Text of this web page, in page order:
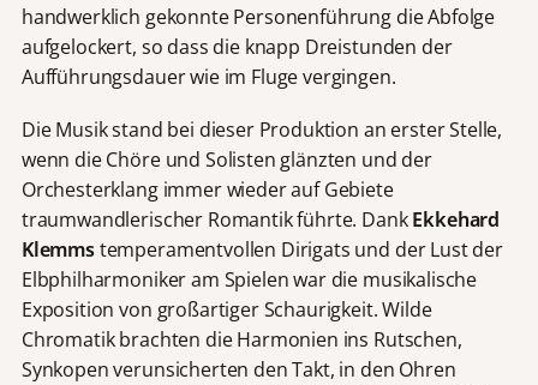
handwerklich gekonnte Personenführung die Abfolge
aufgelockert, so dass die knapp Dreistunden der
Aufführungsdauer wie im Fluge vergingen.
Die Musik stand bei dieser Produktion an erster Stelle,
wenn die Chöre und Solisten glänzten und der
Orchesterklang immer wieder auf Gebiete
traumwandlerischer Romantik führte. DankEkkehard
Klemmstemperamentvollen Dirigats und der Lust der
Elbphilharmoniker am Spielen war die musikalische
Exposition von großartiger Schaurigkeit. Wilde
Chromatik brachten die Harmonien ins Rutschen,
Synkopen verunsicherten den Takt, in den Ohren